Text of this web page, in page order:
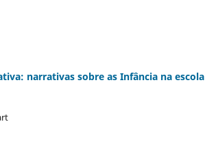
narrativas sobre as Infância na escola